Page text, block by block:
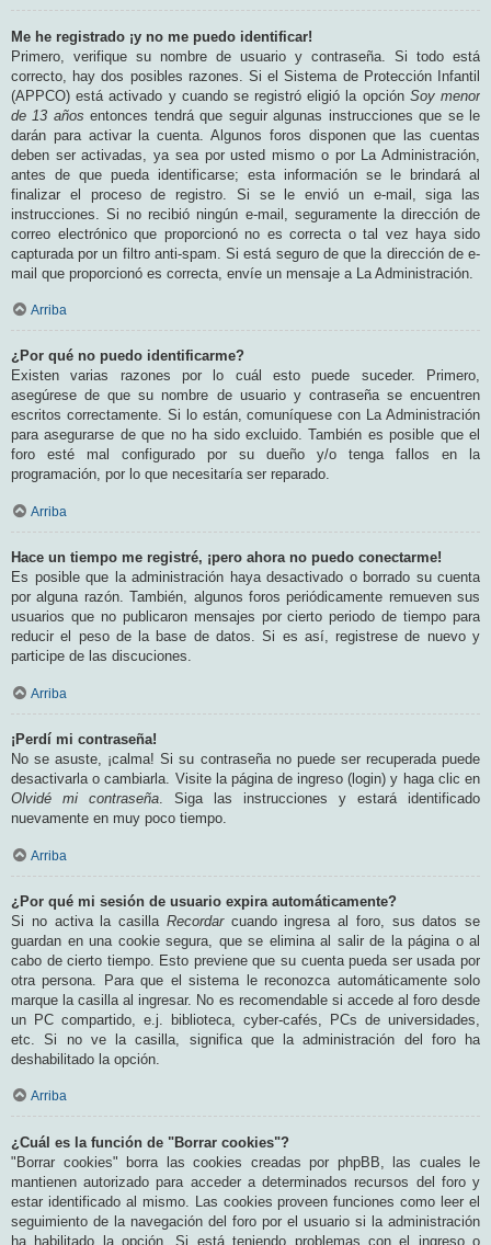
Me he registrado ¡y no me puedo identificar!
Primero, verifique su nombre de usuario y contraseña. Si todo está
correcto, hay dos posibles razones. Si el Sistema de Protección Infantil
(APPCO) está activado y cuando se registró eligió la opción Soy menor
de 13 años entonces tendrá que seguir algunas instrucciones que se le
darán para activar la cuenta. Algunos foros disponen que las cuentas
deben ser activadas, ya sea por usted mismo o por La Administración,
antes de que pueda identificarse; esta información se le brindará al
finalizar el proceso de registro. Si se le envió un e-mail, siga las
instrucciones. Si no recibió ningún e-mail, seguramente la dirección de
correo electrónico que proporcionó no es correcta o tal vez haya sido
capturada por un filtro anti-spam. Si está seguro de que la dirección de e-
mail que proporcionó es correcta, envíe un mensaje a La Administración.
Arriba
¿Por qué no puedo identificarme?
Existen varias razones por lo cuál esto puede suceder. Primero,
asegúrese de que su nombre de usuario y contraseña se encuentren
escritos correctamente. Si lo están, comuníquese con La Administración
para asegurarse de que no ha sido excluido. También es posible que el
foro esté mal configurado por su dueño y/o tenga fallos en la
programación, por lo que necesitaría ser reparado.
Arriba
Hace un tiempo me registré, ¡pero ahora no puedo conectarme!
Es posible que la administración haya desactivado o borrado su cuenta
por alguna razón. También, algunos foros periódicamente remueven sus
usuarios que no publicaron mensajes por cierto periodo de tiempo para
reducir el peso de la base de datos. Si es así, registrese de nuevo y
participe de las discuciones.
Arriba
¡Perdí mi contraseña!
No se asuste, ¡calma! Si su contraseña no puede ser recuperada puede
desactivarla o cambiarla. Visite la página de ingreso (login) y haga clic en
Olvidé mi contraseña. Siga las instrucciones y estará identificado
nuevamente en muy poco tiempo.
Arriba
¿Por qué mi sesión de usuario expira automáticamente?
Si no activa la casilla Recordarcuando ingresa al foro, sus datos se
guardan en una cookie segura, que se elimina al salir de la página o al
cabo de cierto tiempo. Esto previene que su cuenta pueda ser usada por
otra persona. Para que el sistema le reconozca automáticamente solo
marque la casilla al ingresar. No es recomendable si accede al foro desde
un PC compartido, e.j. biblioteca, cyber-cafés, PCs de universidades,
etc. Si no ve la casilla, significa que la administración del foro ha
deshabilitado la opción.
Arriba
¿Cuál es la función de "Borrar cookies"?
"Borrar cookies" borra las cookies creadas por phpBB, las cuales le
mantienen autorizado para acceder a determinados recursos del foro y
estar identificado al mismo. Las cookies proveen funciones como leer el
seguimiento de la navegación del foro por el usuario si la administración
ha habilitado la opción. Si está teniendo problemas con el ingreso o